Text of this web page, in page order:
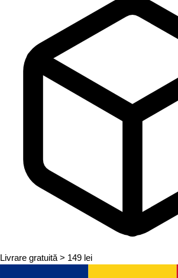
Livrare gratuită > 149 lei